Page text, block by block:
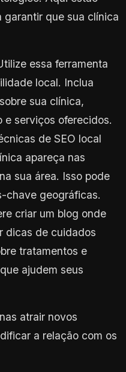
garantir que sua clínica
essa ferramenta
local. Inclua
sua clínica,
e serviços oferecidos.
de SEO local
apareça nas
sua área. Isso pode
chave geográficas.
criar um blog onde
dicas de cuidados
tratamentos e
ajudem seus
atrair novos
a relação com os